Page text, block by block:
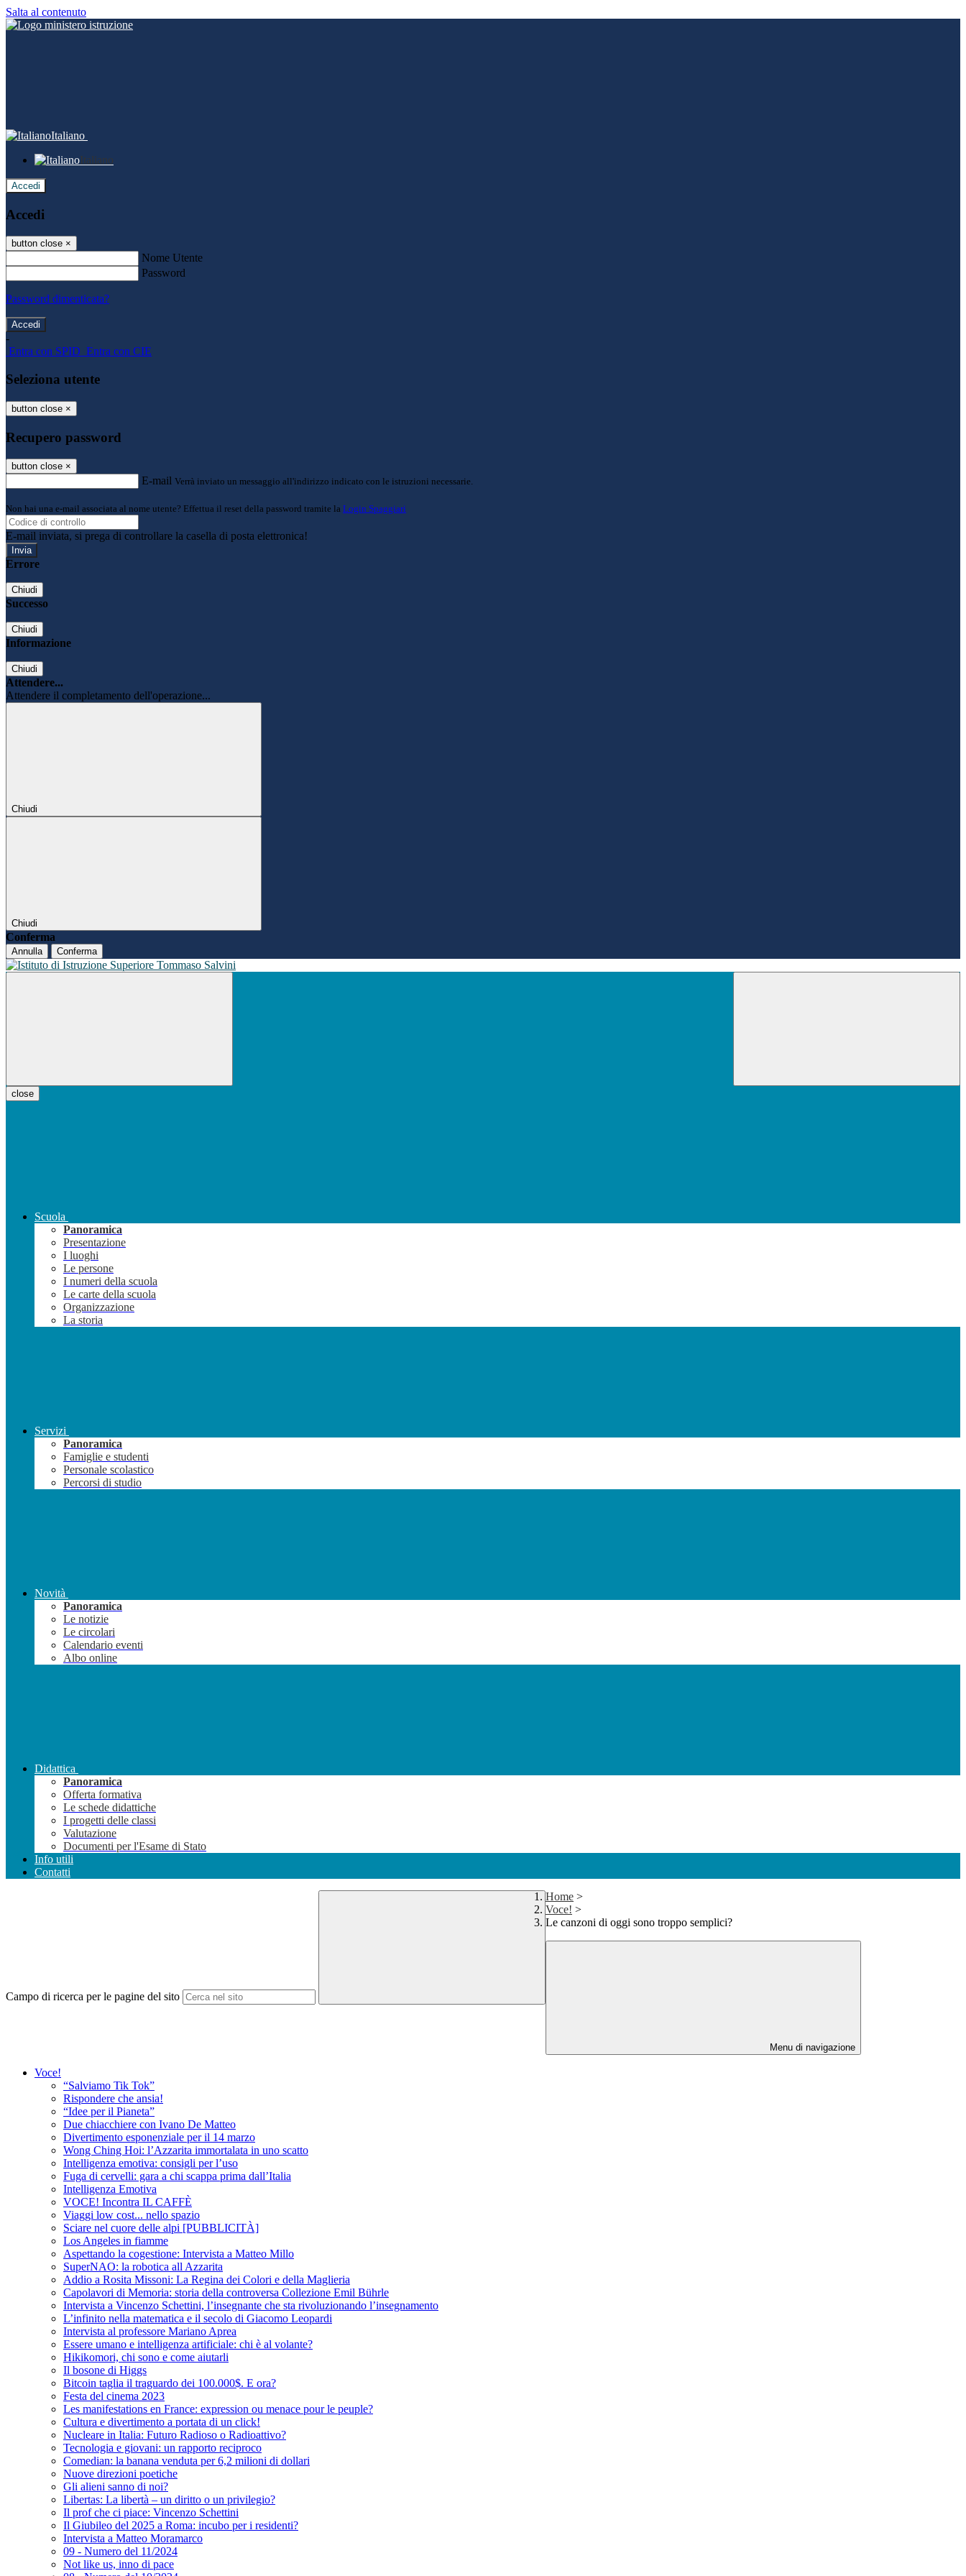
Salta al contenuto
Italiano
Italiano
Accedi
Accedi
button close ×
Nome Utente
Password
Password dimenticata?
-
Entra con SPID Entra con CIE
Seleziona utente
button close ×
Recupero password
button close ×
E-mail Verrà inviato un messaggio all'indirizzo indicato con le istruzioni necessarie.
Non hai una e-mail associata al nome utente? Effettua il reset della password tramite la Login Spaggiari
E-mail inviata, si prega di controllare la casella di posta elettronica!
Errore
Chiudi
Successo
Chiudi
Informazione
Chiudi
Attendere...
Attendere il completamento dell'operazione...
Chiudi
Chiudi
Conferma
Annulla Conferma
close
Scuola
Panoramica
Presentazione
I luoghi
Le persone
I numeri della scuola
Le carte della scuola
Organizzazione
La storia
Servizi
Panoramica
Famiglie e studenti
Personale scolastico
Percorsi di studio
Novità
Panoramica
Le notizie
Le circolari
Calendario eventi
Albo online
Didattica
Panoramica
Offerta formativa
Le schede didattiche
I progetti delle classi
Valutazione
Documenti per l'Esame di Stato
Info utili
Contatti
Campo di ricerca per le pagine del sito
Home >
Voce! >
Le canzoni di oggi sono troppo semplici?
Menu di navigazione
Voce!
“Salviamo Tik Tok”
Rispondere che ansia!
“Idee per il Pianeta”
Due chiacchiere con Ivano De Matteo
Divertimento esponenziale per il 14 marzo
Wong Ching Hoi: l’Azzarita immortalata in uno scatto
Intelligenza emotiva: consigli per l’uso
Fuga di cervelli: gara a chi scappa prima dall’Italia
Intelligenza Emotiva
VOCE! Incontra IL CAFFÈ
Viaggi low cost... nello spazio
Sciare nel cuore delle alpi [PUBBLICITÀ]
Los Angeles in fiamme
Aspettando la cogestione: Intervista a Matteo Millo
SuperNAO: la robotica all Azzarita
Addio a Rosita Missoni: La Regina dei Colori e della Maglieria
Capolavori di Memoria: storia della controversa Collezione Emil Bührle
Intervista a Vincenzo Schettini, l’insegnante che sta rivoluzionando l’insegnamento
L’infinito nella matematica e il secolo di Giacomo Leopardi
Intervista al professore Mariano Aprea
Essere umano e intelligenza artificiale: chi è al volante?
Hikikomori, chi sono e come aiutarli
Il bosone di Higgs
Bitcoin taglia il traguardo dei 100.000$. E ora?
Festa del cinema 2023
Les manifestations en France: expression ou menace pour le peuple?
Cultura e divertimento a portata di un click!
Nucleare in Italia: Futuro Radioso o Radioattivo?
Tecnologia e giovani: un rapporto reciproco
Comedian: la banana venduta per 6,2 milioni di dollari
Nuove direzioni poetiche
Gli alieni sanno di noi?
Libertas: La libertà – un diritto o un privilegio?
Il prof che ci piace: Vincenzo Schettini
Il Giubileo del 2025 a Roma: incubo per i residenti?
Intervista a Matteo Moramarco
09 - Numero del 11/2024
Not like us, inno di pace